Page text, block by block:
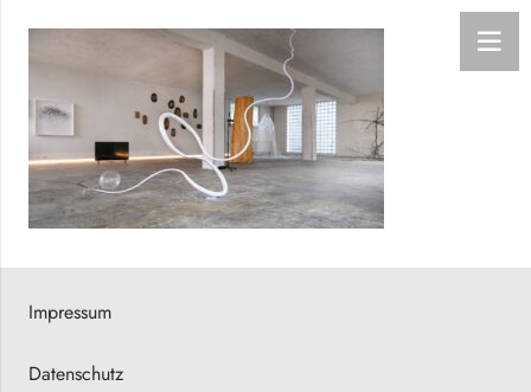
Impressum
Datenschutz